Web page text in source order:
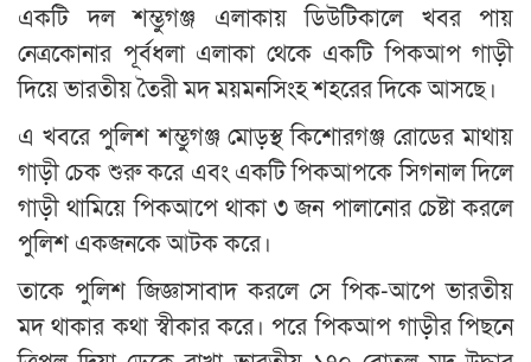
একটি দল শম্ভুগঞ্জ এলাকায় ডিউটিকালে খবর পায়
নেত্রকোনার পূর্বধলা এলাকা থেকে একটি পিকআপ গাড়ী
দিয়ে ভারতীয় তৈরী মদ ময়মনসিংহ শহরের দিকে আসছে।
এ খবরে পুলিশ শম্ভুগঞ্জ মোড়স্থ কিশোরগঞ্জ রোডের মাথায়
গাড়ী চেক শুরু করে এবং একটি পিকআপকে সিগনাল দিলে
গাড়ী থামিয়ে পিকআপে থাকা ৩ জন পালানোর চেষ্টা করলে
পুলিশ একজনকে আটক করে।
তাকে পুলিশ জিজ্ঞাসাবাদ করলে সে পিক-আপে ভারতীয়
মদ থাকার কথা স্বীকার করে। পরে পিকআপ গাড়ীর পিছনে